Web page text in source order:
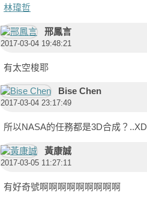
林瑋哲
邢鳳言
2017-03-04 19:48:21
有太空梭耶
Bise Chen
2017-03-04 23:17:49
所以NASA的任務都是3D合成？..XD
黃康誠
2017-03-05 11:27:11
有好奇號啊啊啊啊啊啊啊啊啊